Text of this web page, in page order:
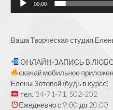
00:00
Ваша Творческая студия
ОНЛАЙН-ЗАПИСЬ В
скачай мобильное
Елены Зотовой (будь в курсе)
тел.:34-71-71, 502-202
Ежедневно с 9:00 до 20:00